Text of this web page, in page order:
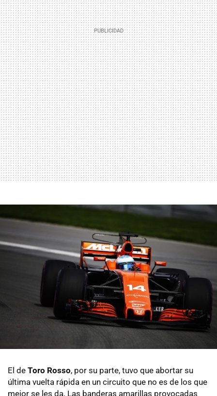
El de Toro Rosso, por su parte, tuvo que abortar su
última vuelta rápida en un circuito que no es de los que
mejor se les da. Las banderas amarillas provocadas